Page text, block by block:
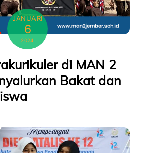
JANUARI
6
2024
di MAN 2
Bakat dan